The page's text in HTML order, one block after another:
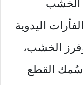
الخشب
اليدوية
الخشب،
سُمك القطع